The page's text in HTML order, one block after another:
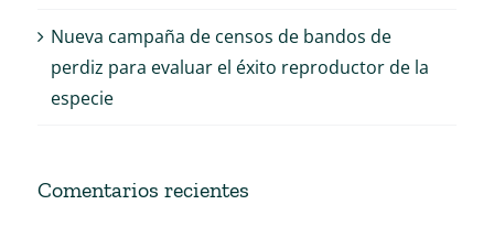
Nueva campaña de censos de bandos de
perdiz para evaluar el éxito reproductor de la
especie
Comentarios recientes